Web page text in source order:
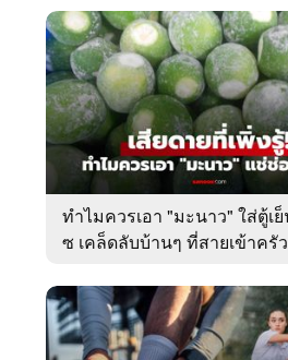
ทำไมควรเอา "มะนาว" ใส่ตู้เ
ซ เคล็ดลับบ้านๆ ที่สายเข้าครั